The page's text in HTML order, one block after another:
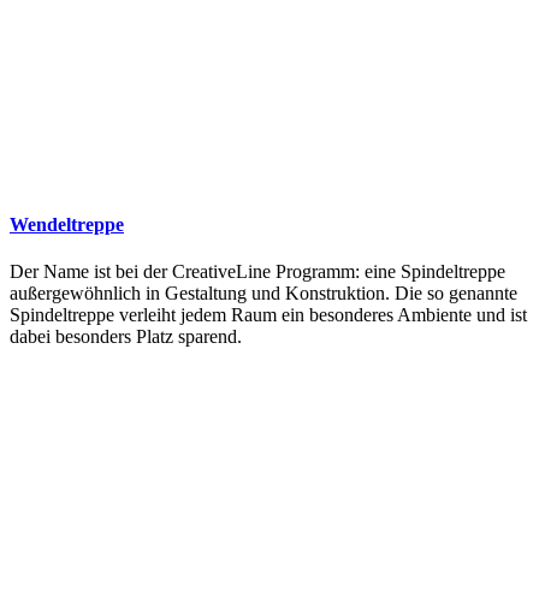
Wendeltreppe
Der Name ist bei der CreativeLine Programm: eine Spindeltreppe
außergewöhnlich in Gestaltung und Konstruktion. Die so genannte
Spindeltreppe verleiht jedem Raum ein besonderes Ambiente und ist
dabei besonders Platz sparend.